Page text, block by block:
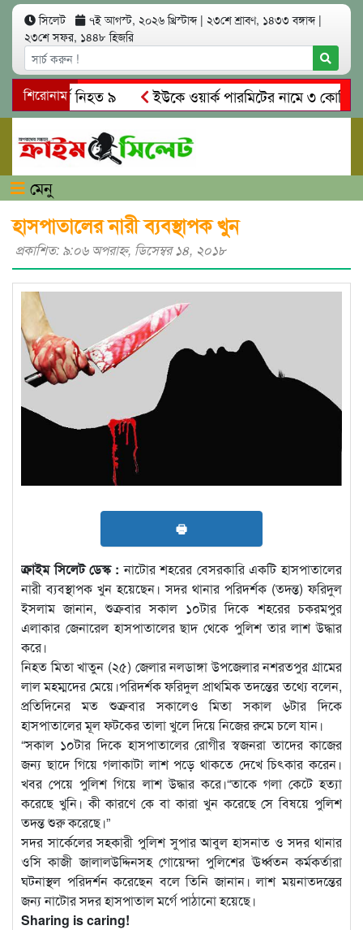
সিলেট ৭ই আগস্ট, ২০২৬ খ্রিস্টাব্দ | ২৩শে শ্রাবণ, ১৪৩৩ বঙ্গাব্দ |
২৩শে সফর, ১৪৪৮ হিজরি
শিরোনামনিহত ৯
ইউকে ওয়ার্ক পারমিটের নামে ৩ কোটি ৬০
গ্রেপ্তারের দাবি স্থানীয়দের
গোয়াইনঘাটে আলিম উদ্দিনের
মেনু
হাসপাতালের নারী ব্যবস্থাপক খুন
প্রকাশিত: ৯:০৬ অপরাহ্ণ, ডিসেম্বর ১৪, ২০১৮
🖶
ক্রাইম সিলেট ডেস্ক :নাটোর শহরের বেসরকারি একটি হাসপাতালের
নারী ব্যবস্থাপক খুন হয়েছেন। সদর থানার পরিদর্শক (তদন্ত) ফরিদুল
ইসলাম জানান, শুক্রবার সকাল ১০টার দিকে শহরের চকরমপুর
এলাকার জেনারেল হাসপাতালের ছাদ থেকে পুলিশ তার লাশ উদ্ধার
করে।
নিহত মিতা খাতুন (২৫) জেলার নলডাঙ্গা উপজেলার নশরতপুর গ্রামের
লাল মহম্মদের মেয়ে।পরিদর্শক ফরিদুল প্রাথমিক তদন্তের তথ্যে বলেন,
প্রতিদিনের মত শুক্রবার সকালেও মিতা সকাল ৬টার দিকে
হাসপাতালের মূল ফটকের তালা খুলে দিয়ে নিজের রুমে চলে যান।
“সকাল ১০টার দিকে হাসপাতালের রোগীর স্বজনরা তাদের কাজের
জন্য ছাদে গিয়ে গলাকাটা লাশ পড়ে থাকতে দেখে চিৎকার করেন।
খবর পেয়ে পুলিশ গিয়ে লাশ উদ্ধার করে।“তাকে গলা কেটে হত্যা
করেছে খুনি। কী কারণে কে বা কারা খুন করেছে সে বিষয়ে পুলিশ
তদন্ত শুরু করেছে।”
সদর সার্কেলের সহকারী পুলিশ সুপার আবুল হাসনাত ও সদর থানার
ওসি কাজী জালালউদ্দিনসহ গোয়েন্দা পুলিশের ঊর্ধ্বতন কর্মকর্তারা
ঘটনাস্থল পরিদর্শন করেছেন বলে তিনি জানান। লাশ ময়নাতদন্তের
জন্য নাটোর সদর হাসপাতাল মর্গে পাঠানো হয়েছে।
Sharing is caring!